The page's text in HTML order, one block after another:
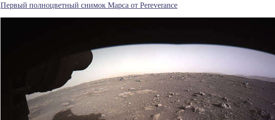
Первый полноцветный снимок Марса от Pereverance